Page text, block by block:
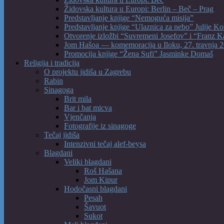
Židovska kultura u Europi: Berlin – Beč – Prag
Predstavljanje knjige “Nemoguća misija”
Predstavljanje knjige “Ulaznica za nebo” Julije
Otvorenje izložbi “Suvremeni Josefov” i “Franz
Jom Hašoa — komemoracija u Iloku, 27. travnja
Promocija knjige “Žena Sufi” Jasminke Domaš
Religija i tradicija
O projektu jidiša u Zagrebu
Rabin
Sinagoga
Brit mila
Bar i bat micva
Vjenčanja
Fotografije iz sinagoge
Tečaj jidiša
Intenzivni tečaj alef-beysa
Blagdani
Veliki blagdani
Roš Hašana
Jom Kipur
Hodočasni blagdani
Pesah
Šavuot
Sukot